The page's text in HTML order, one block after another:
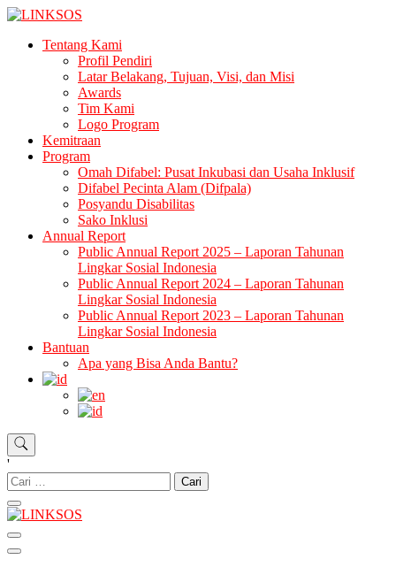
LINKSOSTentang Kami
Profil Pendiri
Latar Belakang, Tujuan, Visi, dan Misi
Awards
Tim Kami
Logo Program
Kemitraan
Program
Omah Difabel: Pusat Inkubasi dan Usaha Inklusif
Difabel Pecinta Alam (Difpala)
Posyandu Disabilitas
Sako Inklusi
Annual Report
Public Annual Report 2025 – Laporan Tahunan
Lingkar Sosial Indonesia
Public Annual Report 2024 – Laporan Tahunan
Lingkar Sosial Indonesia
Public Annual Report 2023 – Laporan Tahunan
Lingkar Sosial Indonesia
Bantuan
Apa yang Bisa Anda Bantu?
'